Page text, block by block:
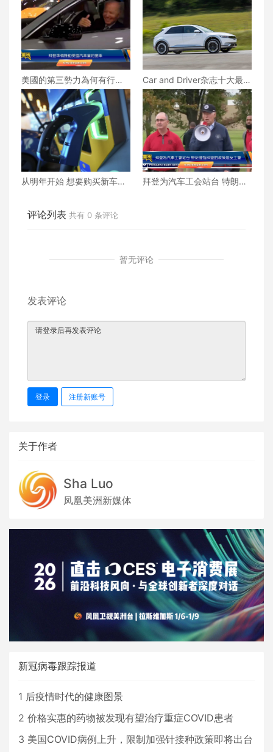
美國的第三勢力為何有行無
市？
Car and Driver杂志十大最佳
卡车与休旅车榜单
从明年开始 想要购买新车或
时获得美国政府的所得税抵
免
拜登为汽车工会站台 特朗普
评论列表 共有 0 条评论
暂无评论
发表评论
登录 注册新账号
关于作者
Sha Luo
凤凰美洲新媒体
新冠病毒跟踪报道
1 后疫情时代的健康图景
2 价格实惠的药物被发现有望治疗重症COVID患者
3 美国COVID病例上升，限制加强针接种政策即将出台